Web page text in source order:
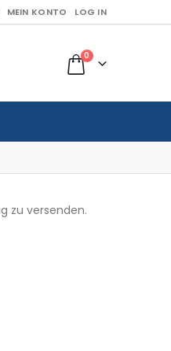
MEIN KONTO LOG IN
0
zu versenden.